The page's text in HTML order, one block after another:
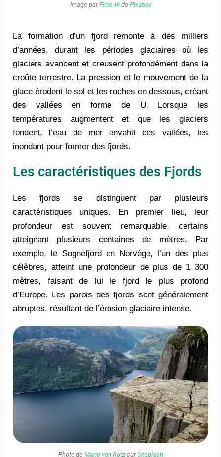
Image parFlore Wde Pixabay
La formation d’un fjord remonte à des milliers
d’années, durant les périodes glaciaires où les
glaciers avancent et creusent profondément dans la
croûte terrestre. La pression et le mouvement de la
glace érodent le sol et les roches en dessous, créant
des vallées en forme de U. Lorsque les
températures augmentent et que les glaciers
fondent, l’eau de mer envahit ces vallées, les
inondant pour former des fjords.
Les caractéristiques des Fjords
Les fjords se distinguent par plusieurs
caractéristiques uniques. En premier lieu, leur
profondeur est souvent remarquable, certains
atteignant plusieurs centaines de mètres. Par
exemple, le Sognefjord en Norvège, l’un des plus
célèbres, atteint une profondeur de plus de 1 300
mètres, faisant de lui le fjord le plus profond
d’Europe. Les parois des fjords sont généralement
abruptes, résultant de l’érosion glaciaire intense.
Photo de Mario von RotzsurUnsplash